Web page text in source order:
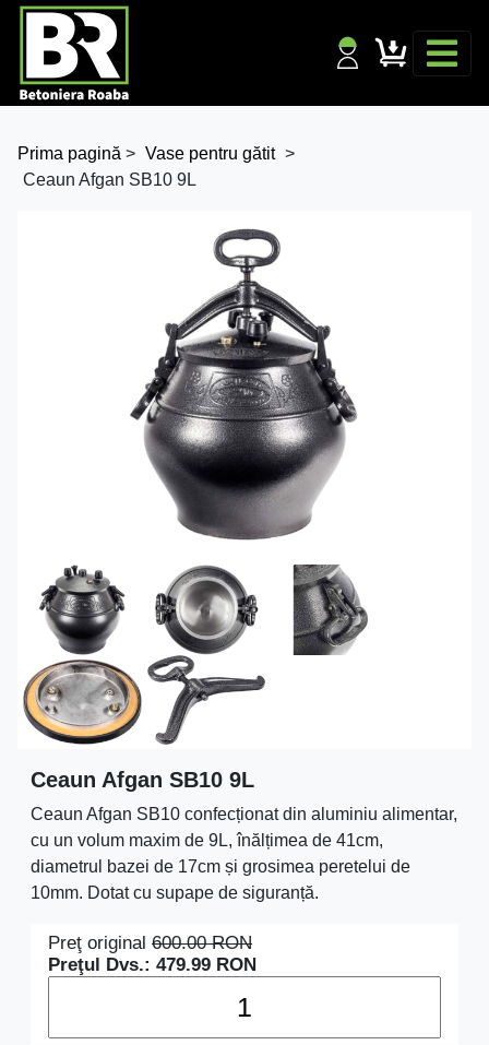
Prima pagină > Vase pentru gătit >
Ceaun Afgan SB10 9L
Ceaun Afgan SB10 9L
Ceaun Afgan SB10 confecționat din aluminiu alimentar,
cu un volum maxim de 9L, înălțimea de 41cm,
diametrul bazei de 17cm și grosimea peretelui de
10mm. Dotat cu supape de siguranță.
Preţ original 600.00RON
Preţul Dvs.: 479.99 RON